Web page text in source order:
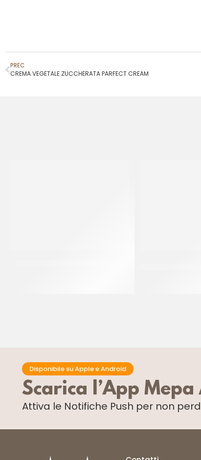
PREC
CREMA VEGETALE ZUCCHERATA PARFECT CREAM
Disponibile su Apple e Android
Scarica l’App
Attiva le Notifiche Push per non